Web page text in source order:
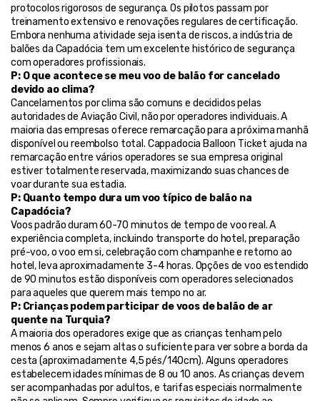
protocolos rigorosos de segurança. Os pilotos passam por
treinamento extensivo e renovações regulares de certificação.
Embora nenhuma atividade seja isenta de riscos, a indústria de
balões da Capadócia tem um excelente histórico de segurança
com operadores profissionais.
P: O que acontece se meu voo de balão for cancelado
devido ao clima?
Cancelamentos por clima são comuns e decididos pelas
autoridades de Aviação Civil, não por operadores individuais. A
maioria das empresas oferece remarcação para a próxima manhã
disponível ou reembolso total. Cappadocia Balloon Ticket ajuda na
remarcação entre vários operadores se sua empresa original
estiver totalmente reservada, maximizando suas chances de
voar durante sua estadia.
P: Quanto tempo dura um voo típico de balão na
Capadócia?
Voos padrão duram 60-70 minutos de tempo de voo real. A
experiência completa, incluindo transporte do hotel, preparação
pré-voo, o voo em si, celebração com champanhe e retorno ao
hotel, leva aproximadamente 3-4 horas. Opções de voo estendido
de 90 minutos estão disponíveis com operadores selecionados
para aqueles que querem mais tempo no ar.
P: Crianças podem participar de voos de balão de ar
quente na Turquia?
A maioria dos operadores exige que as crianças tenham pelo
menos 6 anos e sejam altas o suficiente para ver sobre a borda da
cesta (aproximadamente 4,5 pés/140cm). Alguns operadores
estabelecem idades mínimas de 8 ou 10 anos. As crianças devem
ser acompanhadas por adultos, e tarifas especiais normalmente